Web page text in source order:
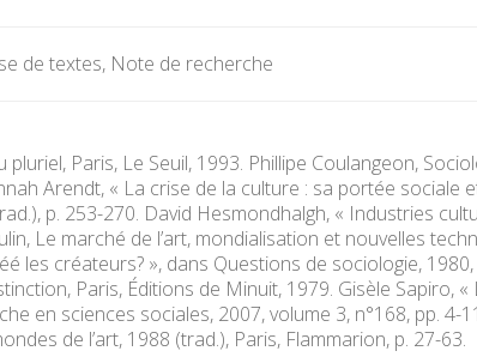
de textes, Note de recherche
Paris, Le Seuil, 1993. Phillipe Coulangeon,
Arendt, « La crise de la culture : sa portée sociale
p. 253-270. David Hesmondhalgh, « Industries
Le marché de l’art, mondialisation et nouvelles
les créateurs? », dans Questions de sociologie,
Paris, Éditions de Minuit, 1979. Gisèle Sapiro,
en sciences sociales, 2007, volume 3, n°168, pp. 4-
de l’art, 1988 (trad.), Paris, Flammarion, p. 27-63.